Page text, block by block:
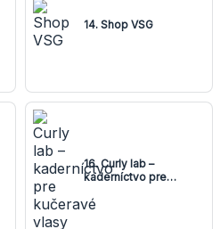
14. Shop VSG
16. Curly lab –
kaderníctvo pre